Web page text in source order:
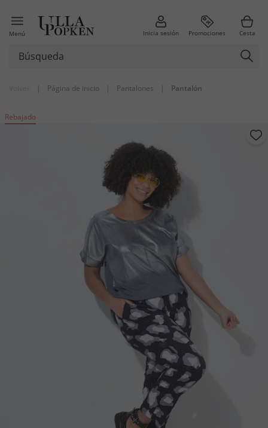
Menú Inicia sesión Promociones Cesta
| Página de inicio | Pantalones | Pantalón
Rebajado